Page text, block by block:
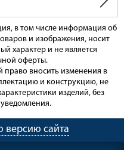
в том числе информация об
и изображения, носит
характер и не является
оферты.
право вносить изменения в
и конструкцию, не
изделий, без
версию сайта